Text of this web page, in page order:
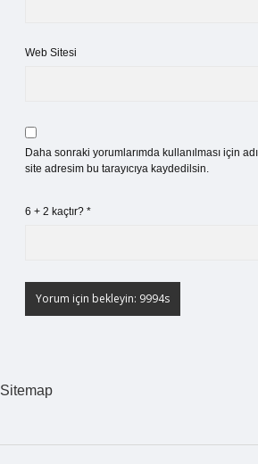
Web Sitesi
Daha sonraki yorumlarımda kullanılması için
site adresim bu tarayıcıya kaydedilsin.
6 + 2 kaçtır? *
Sitemap